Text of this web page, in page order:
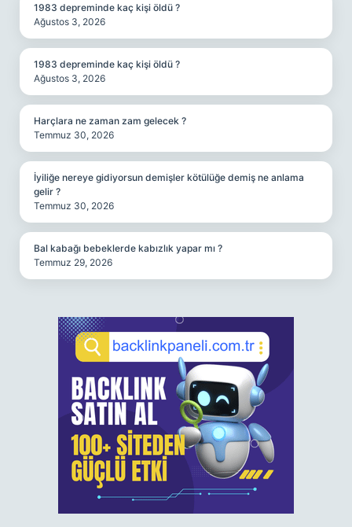
1983 depreminde kaç kişi öldü ?
Ağustos 3, 2026
1983 depreminde kaç kişi öldü ?
Ağustos 3, 2026
Harçlara ne zaman zam gelecek ?
Temmuz 30, 2026
İyiliğe nereye gidiyorsun demişler kötülüğe demiş ne anlama
gelir ?
Temmuz 30, 2026
Bal kabağı bebeklerde kabızlık yapar mı ?
Temmuz 29, 2026